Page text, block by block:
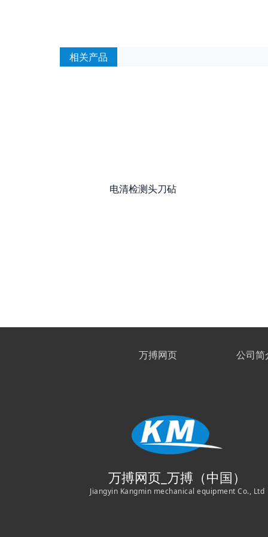
相关产品
电清检测头刀砧
万搏网页 公司简
万搏网页_万搏（中国）
Jiangyin Kangmin mechanical equipment Co., Ltd